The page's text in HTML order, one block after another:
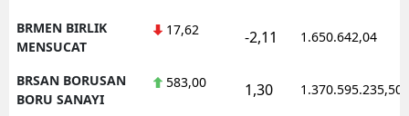
BRMEN BIRLIK
MENSUCAT
17,62 -2,11 1.650.642,04
BRSAN BORUSAN
BORU SANAYI
583,00 1,30 1.370.595.235,50